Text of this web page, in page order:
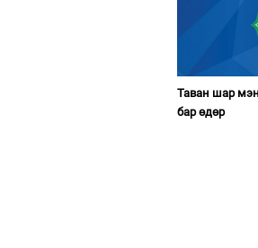
Таван шар
бар өдөр